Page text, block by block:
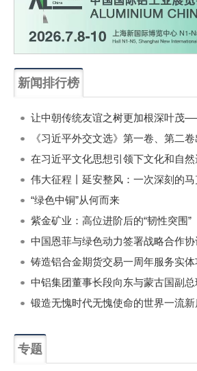
新闻排行榜
《习近平外交文选》第一卷、第二
“绿色中铜”从何而来
紫金矿业：高位进阶后的“韧性突围”
中国恩菲与绿色动力签署战略合作协
铸造铝合金期货交易一周年服务实体
专题